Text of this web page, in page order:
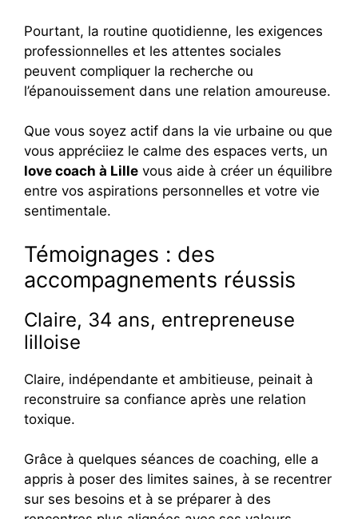
Pourtant, la routine quotidienne, les exigences
professionnelles et les attentes sociales
peuvent compliquer la recherche ou
l’épanouissement dans une relation amoureuse.
Que vous soyez actif dans la vie urbaine ou que
vous appréciiez le calme des espaces verts, un
love coach à Lille vous aide à créer un équilibre
entre vos aspirations personnelles et votre vie
sentimentale.
Témoignages : des
accompagnements réussis
Claire, 34 ans, entrepreneuse
lilloise
Claire, indépendante et ambitieuse, peinait à
reconstruire sa confiance après une relation
toxique.
Grâce à quelques séances de coaching, elle a
appris à poser des limites saines, à se recentrer
sur ses besoins et à se préparer à des